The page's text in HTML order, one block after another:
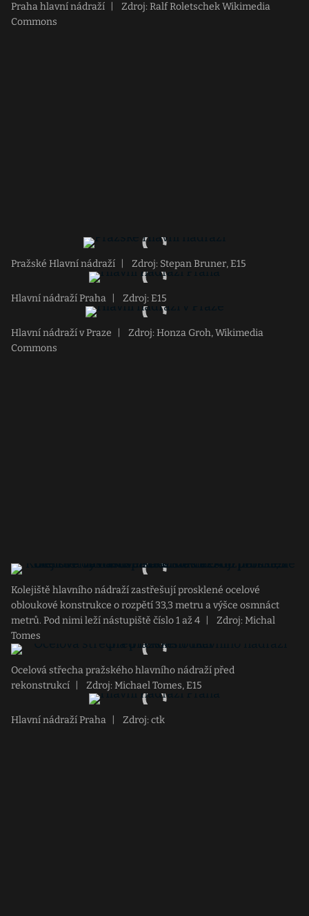
Praha hlavní nádraží
Zdroj: Ralf Roletschek Wikimedia
Commons
Pražské Hlavní nádraží Zdroj: Stepan Bruner, E15
Hlavní nádraží Praha Zdroj: E15
Hlavní nádraží v Praze
Zdroj: Honza Groh, Wikimedia
Commons
Kolejiště hlavního nádraží zastřešují prosklené ocelové
obloukové konstrukce o rozpětí 33,3 metru a výšce osmnáct
metrů. Pod nimi leží nástupiště číslo 1 až 4
Zdroj: Michal
Tomes
Ocelová střecha pražského hlavního nádraží před
rekonstrukcí
Zdroj: Michael Tomes, E15
Hlavní nádraží Praha Zdroj: ctk